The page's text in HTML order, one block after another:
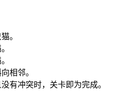
。
相邻。
有冲突时，关卡即为完成。